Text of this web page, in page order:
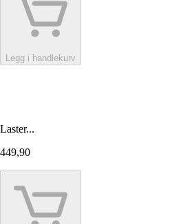
Legg i handlekurv
Laster...
449,90